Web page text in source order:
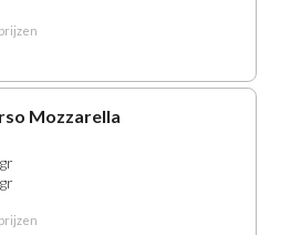
Mozzarella